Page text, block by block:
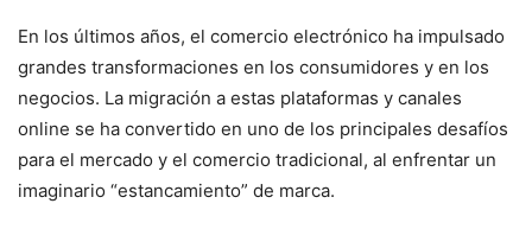
En los últimos años, el comercio electrónico ha impulsado
grandes transformaciones en los consumidores y en los
negocios. La migración a estas plataformas y canales
online se ha convertido en uno de los principales desafíos
para el mercado y el comercio tradicional, al enfrentar un
imaginario “estancamiento” de marca.